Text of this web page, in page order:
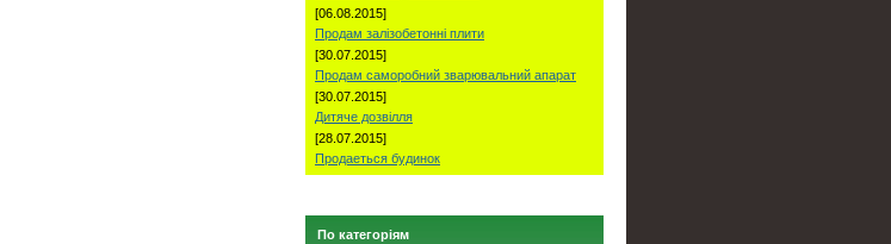
[06.08.2015]
Продам залізобетонні плити
[30.07.2015]
Продам саморобний зварювальний апарат
[30.07.2015]
Дитяче дозвілля
[28.07.2015]
Продаеться будинок
По категоріям